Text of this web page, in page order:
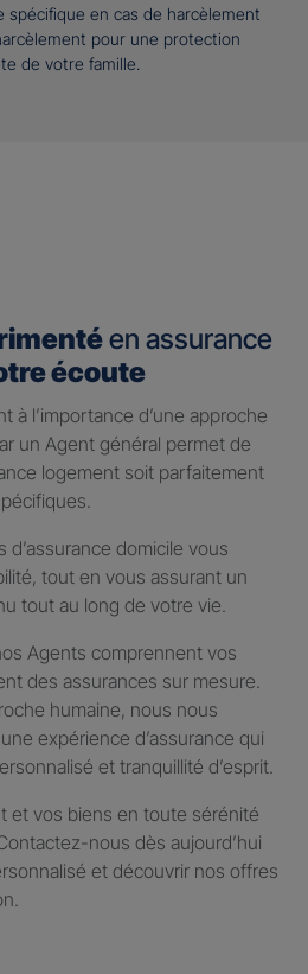
spécifique en cas de harcèlement
pour une protection
de votre famille.
en assurance
écoute
à l’importance d’une approche
un Agent général permet de
logement soit parfaitement
domicile vous
tout en vous assurant un
tout au long de votre vie.
Agents comprennent vos
des assurances sur mesure.
humaine, nous nous
expérience d’assurance qui
et tranquillité d’esprit.
et vos biens en toute sérénité
nous dès aujourd’hui
et découvrir nos offres